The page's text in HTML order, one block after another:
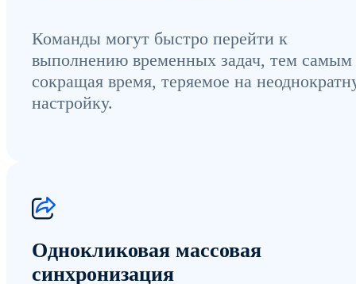
Команды могут быстро перейти к
выполнению временных задач, тем самым
сокращая время, теряемое на
настройку.
Однокликовая массовая
синхронизация